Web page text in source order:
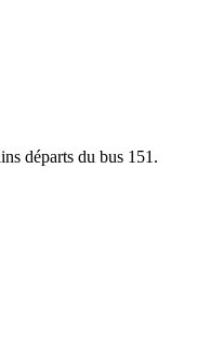
départs du bus 151.